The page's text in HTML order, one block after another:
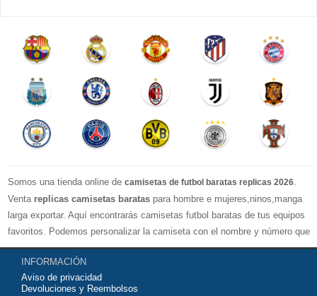
Somos una tienda online de camisetas de futbol baratas replicas 2026.
Venta replicas camisetas baratas para hombre e mujeres,ninos,manga
larga exportar. Aquí encontrarás camisetas futbol baratas de tus equipos
favoritos. Podemos personalizar la camiseta con el nombre y número que
quieras. Nuestrascamisetas de futbol replicasson de máxima calidad
tailandesa por lo que estamos convencidos que quedarás muy satisfecho
con ella. Estas camisetas tienen un tejido transpirable por lo que te
INFORMACIÓN
Aviso de privacidad
Devoluciones y Reembolsos